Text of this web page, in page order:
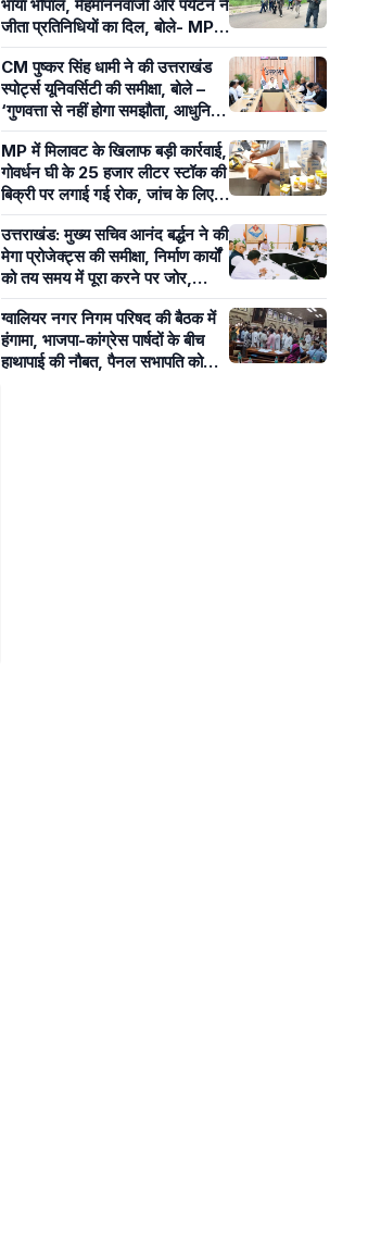
भाया भोपाल, मेहमाननवाजी और पर्यटन ने
जीता प्रतिनिधियों का दिल, बोले- MP
का आतिथ्य हमेशा रहेगा याद
CM पुष्कर सिंह धामी ने की उत्तराखंड
स्पोर्ट्स यूनिवर्सिटी की समीक्षा, बोले –
‘गुणवत्ता से नहीं होगा समझौता, आधुनिक
खेल सुविधाओं पर रहेगा फोकस’
MP में मिलावट के खिलाफ बड़ी कार्रवाई,
गोवर्धन घी के 25 हजार लीटर स्टॉक की
बिक्री पर लगाई गई रोक, जांच के लिए
भेजे 20 सैंपल
उत्तराखंड: मुख्य सचिव आनंद बर्द्धन ने की
मेगा प्रोजेक्ट्स की समीक्षा, निर्माण कार्यों
को तय समय में पूरा करने पर जोर,
विभागों को दिए निर्देश
ग्वालियर नगर निगम परिषद की बैठक में
हंगामा, भाजपा-कांग्रेस पार्षदों के बीच
हाथापाई की नौबत, पैनल सभापति को